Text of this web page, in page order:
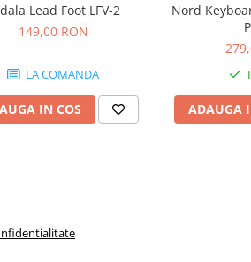
Lead Foot LFV-2
149,00 RON
LA COMANDA
IN COS
Nord
ADAUGA